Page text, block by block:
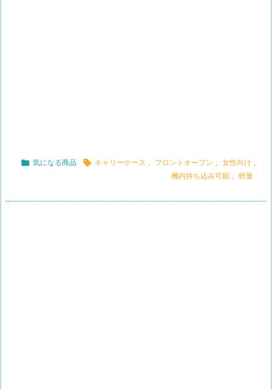
 気になる商品  キャリーケース , フロントオープン , 女性向け ,
機内持ち込み可能 , 軽量